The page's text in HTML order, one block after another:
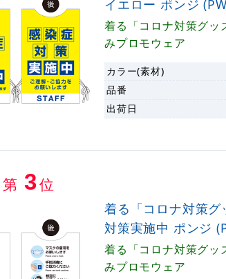
イエロー ポンジ
着る「コロナ対策グッ
みプロモウェア
カラー(素材)
品番
出荷日
3位
着る「コロナ対策
対策実施中 ポンジ
着る「コロナ対策グッ
みプロモウェア